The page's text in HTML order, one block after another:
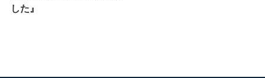
した』